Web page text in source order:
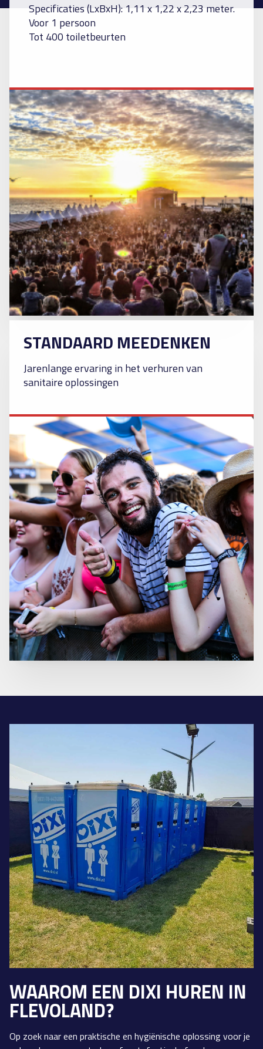
Specificaties (LxBxH): 1,11 x 1,22 x 2,23 meter.
Voor 1 persoon
Tot 400 toiletbeurten
STANDAARD MEEDENKEN
Jarenlange ervaring in het verhuren van
sanitaire oplossingen
WAAROM EEN DIXI HUREN IN
FLEVOLAND?
Op zoek naar een praktische en hygiënische oplossing voor je